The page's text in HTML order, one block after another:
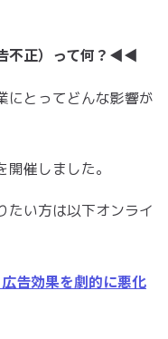
不正）って何？◀︎◀︎
にとってどんな影響が
催しました。
たい方は以下オンライ
告効果を劇的に悪化